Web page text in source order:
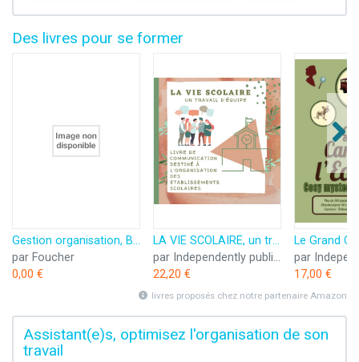
Des livres pour se former
Gestion organisation, BTS assistant de direction, secrétaire bilingue 1e et 2e année
par Foucher
0,00 €
LA VIE SCOLAIRE, un travail d'équipe: OUTIL DE COMMUNICATION au sein des établissements scolaires pour une organisation efficace.
par Independently published
22,20 €
17,00 €
livres proposés chez notre partenaire Amazon
Assistant(e)s, optimisez l'organisation de son
travail